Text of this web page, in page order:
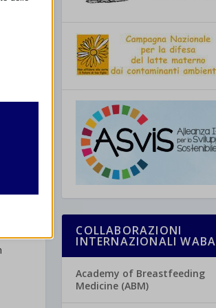
COLLABORAZIONI
INTERNAZIONALI WABA
Academy of Breastfeeding
Medicine (ABM)